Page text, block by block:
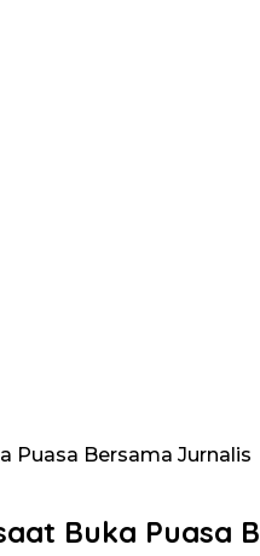
Puasa Bersama Jurnalis
Buka Puasa